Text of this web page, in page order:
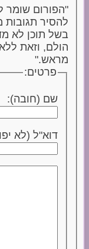
"הפורום שומר
להסיר
בשל תוכן לא
הולם, וזאת
מראש."
פרטים:
שם (חובה):
דוא"ל (לא